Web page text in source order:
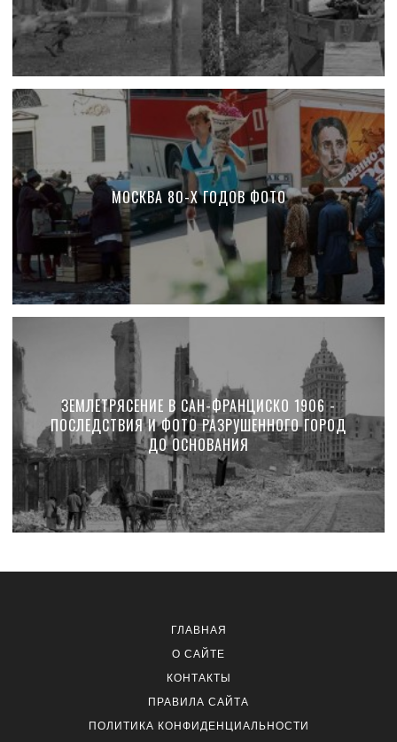
МОСКВА 80-Х ГОДОВ ФОТО
ЗЕМЛЕТРЯСЕНИЕ В САН-ФРАНЦИСКО 1906 -
ПОСЛЕДСТВИЯ И ФОТО РАЗРУШЕННОГО ГОРОД
ДО ОСНОВАНИЯ
ГЛАВНАЯ
О САЙТЕ
КОНТАКТЫ
ПРАВИЛА САЙТА
ПОЛИТИКА КОНФИДЕНЦИАЛЬНОСТИ